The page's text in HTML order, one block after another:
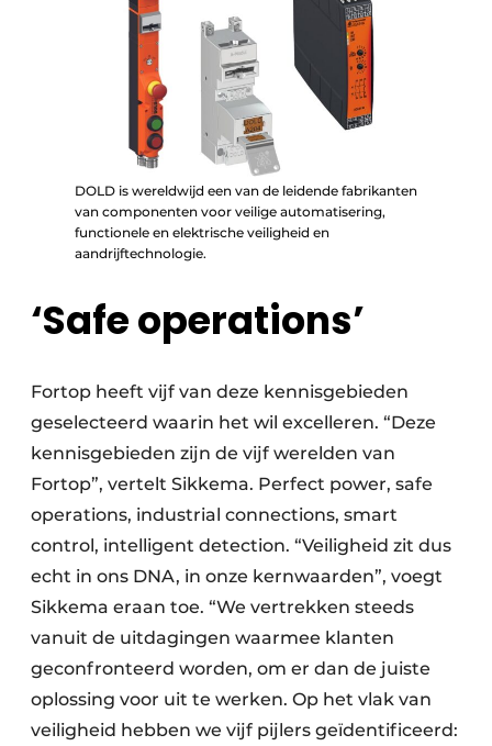
DOLD is wereldwijd een van de leidende fabrikanten
van componenten voor veilige automatisering,
functionele en elektrische veiligheid en
aandrijftechnologie.
‘Safe operations’
Fortop heeft vijf van deze kennisgebieden
geselecteerd waarin het wil excelleren. “Deze
kennisgebieden zijn de vijf werelden van
Fortop”, vertelt Sikkema. Perfect power, safe
operations, industrial connections, smart
control, intelligent detection. “Veiligheid zit dus
echt in ons DNA, in onze kernwaarden”, voegt
Sikkema eraan toe. “We vertrekken steeds
vanuit de uitdagingen waarmee klanten
geconfronteerd worden, om er dan de juiste
oplossing voor uit te werken. Op het vlak van
veiligheid hebben we vijf pijlers geïdentificeerd: